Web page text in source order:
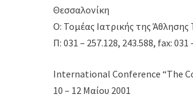
Θεσσαλονίκη
Ο: Τομέας Ιατρικής της
Π: 031 – 257.128, 243.588, fax: 031
International Conference “The
10 – 12 Μαίου 2001